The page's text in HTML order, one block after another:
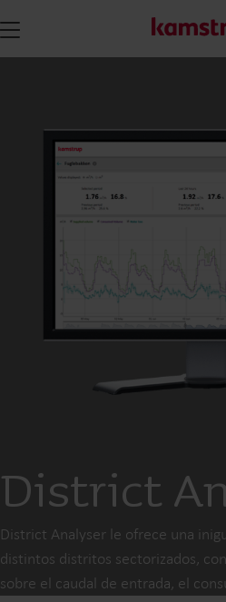
District
District Analyser le ofrece una
distintos distritos sectorizados,
sobre el caudal de entrada, el